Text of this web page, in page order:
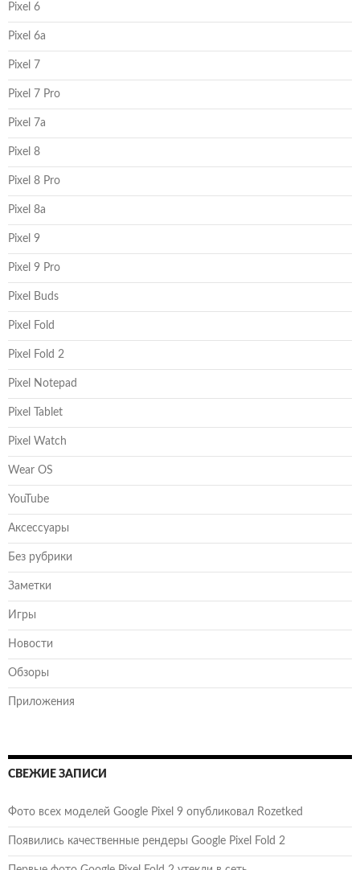
Pixel 6
Pixel 6a
Pixel 7
Pixel 7 Pro
Pixel 7a
Pixel 8
Pixel 8 Pro
Pixel 8a
Pixel 9
Pixel 9 Pro
Pixel Buds
Pixel Fold
Pixel Fold 2
Pixel Notepad
Pixel Tablet
Pixel Watch
Wear OS
YouTube
Аксессуары
Без рубрики
Заметки
Игры
Новости
Обзоры
Приложения
СВЕЖИЕ ЗАПИСИ
Фото всех моделей Google Pixel 9 опубликовал Rozetked
Появились качественные рендеры Google Pixel Fold 2